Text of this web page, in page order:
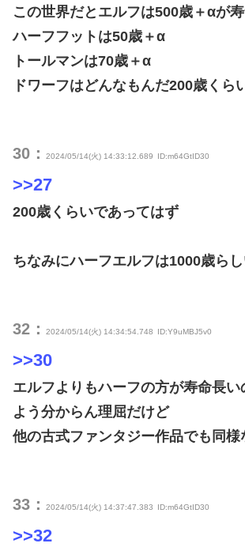
この世界だとエルフは500歳＋αが寿
ハーフフットは50歳＋α
トールマンは70歳＋α
ドワーフはどんなもんだ200歳くら
30： 2024/05/14(火) 14:33:12.689 ID:m64GtID30
>>27
200歳くらいであってはず
ちなみにハーフエルフは1000歳ら
32： 2024/05/14(火) 14:34:54.748 ID:Y9uMBJ5v0
>>30
エルフよりもハーフの方が寿命長い
よう分からん理屈だけど
他の古式ファンタジー作品でも同様
33： 2024/05/14(火) 14:37:47.383 ID:m64GtID30
>>32